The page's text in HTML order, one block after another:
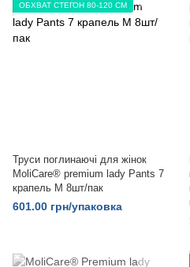
ОБХВАТ СТЕГОН 80-120 СМ
Труси поглинаючі для жінок
MoliCare® premium lady Pants 7
крапель M 8шт/пак
601.00 грн/упаковка